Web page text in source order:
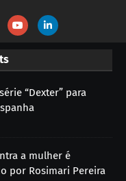
“Dexter” para
a mulher é
por Rosimari Pereira